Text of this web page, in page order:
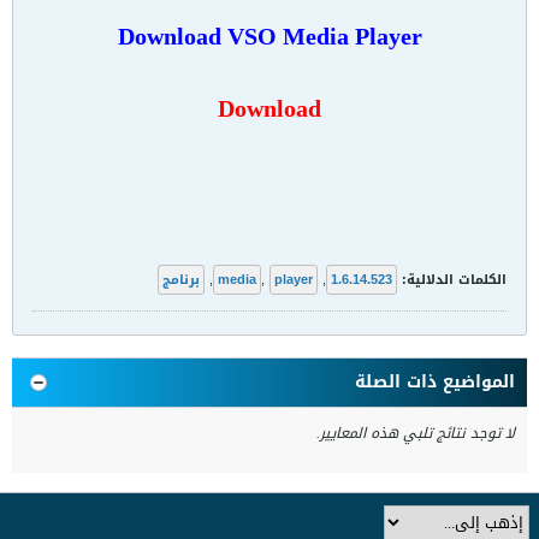
Download VSO Media Player
Download
الكلمات الدلالية: 1.6.14.523
,
media , player
, برنامج
المواضيع ذات الصلة
لا توجد نتائج تلبي هذه المعايير.